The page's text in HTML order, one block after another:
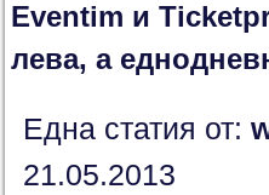
Eventim и
лева, а
Една статия от:
21.05.2013